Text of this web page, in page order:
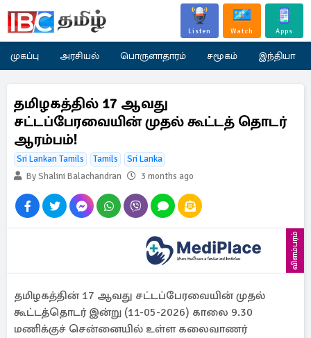
Listen Watch Apps
முகப்பு அரசியல் பொருளாதாரம் சமூகம் இந்தியா
தமிழகத்தில் 17 ஆவது
சட்டப்பேரவையின் முதல் கூட்டத் தொடர்
ஆரம்பம்!
Sri Lankan Tamils Tamils
Sri Lanka
By Shalini Balachandran
3 months ago
விளம்பரம்
தமிழகத்தின் 17 ஆவது சட்டப்பேரவையின் முதல்
கூட்டத்தொடர் இன்று (11-05-2026) காலை 9.30
மணிக்குச் சென்னையில் உள்ள கலைவாணர்